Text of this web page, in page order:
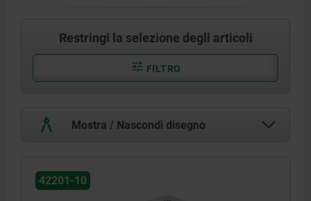
Restringi la selezione degli articoli
FILTRO
Mostra / Nascondi disegno
42201-10